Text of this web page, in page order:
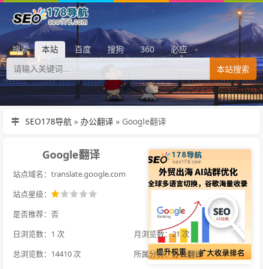
搜索 本站 百度 搜狗 360 必应
本站搜索
SEO178导航 » 办公翻译 » Google翻译
Google翻译
站点域名：translate.google.com
站点星级：
是否推荐：否
日浏览数：1 次
月浏览数：21 次
总浏览数：14410 次
所属分类：办公翻译